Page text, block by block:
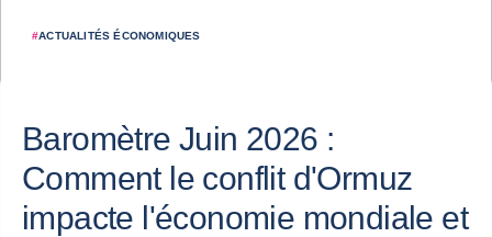
#ACTUALITÉS ÉCONOMIQUES
Baromètre Juin 2026 :
Comment le conflit d'Ormuz
impacte l'économie mondiale et